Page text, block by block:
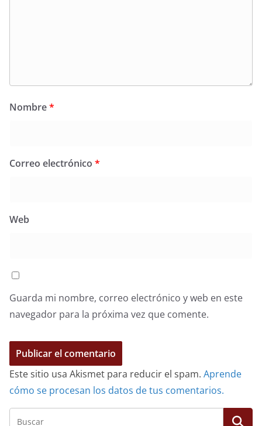
Nombre*
Correo electrónico *
Web
Guarda mi nombre, correo electrónico y web en este
navegador para la próxima vez que comente.
Este sitio usa Akismet para reducir el spam. Aprende
cómo se procesan los datos de tus comentarios.